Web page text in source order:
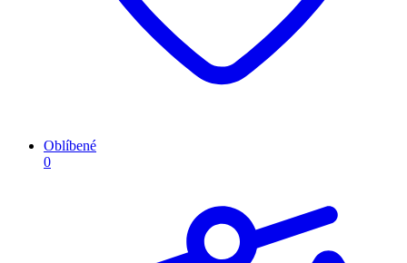
Oblíbené
0